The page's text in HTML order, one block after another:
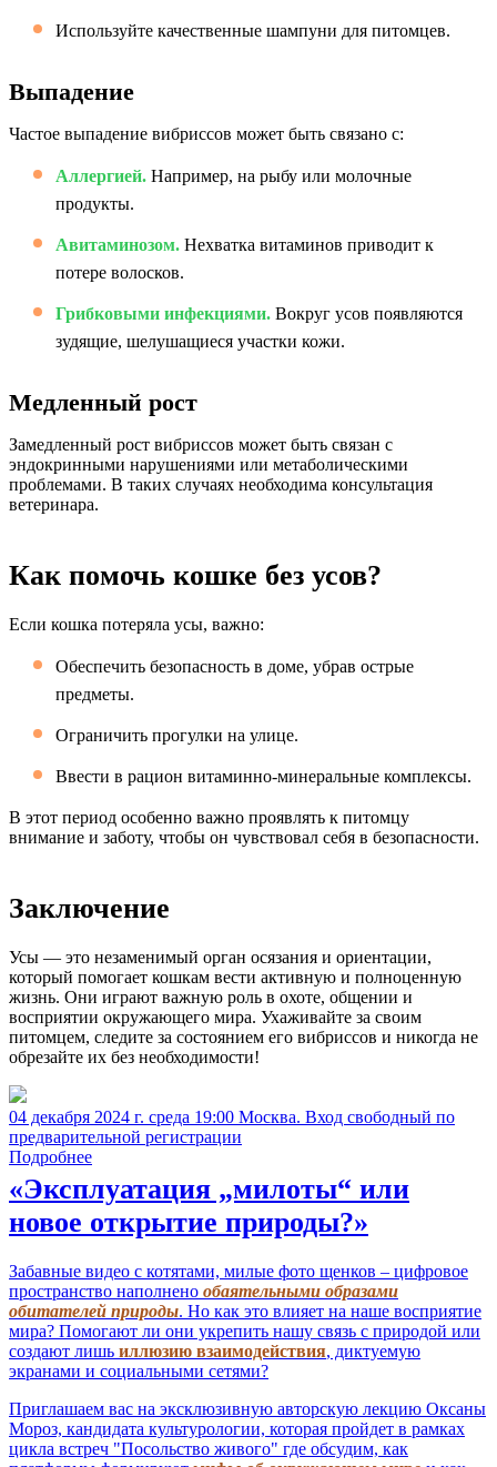
Используйте качественные шампуни для питомцев.
Выпадение
Частое выпадение вибриссов может быть связано с:
Аллергией. Например, на рыбу или молочные
продукты.
Авитаминозом. Нехватка витаминов приводит к
потере волосков.
Грибковыми инфекциями. Вокруг усов появляются
зудящие, шелушащиеся участки кожи.
Медленный рост
Замедленный рост вибриссов может быть связан с
эндокринными нарушениями или метаболическими
проблемами. В таких случаях необходима консультация
ветеринара.
Как помочь кошке без усов?
Если кошка потеряла усы, важно:
Обеспечить безопасность в доме, убрав острые
предметы.
Ограничить прогулки на улице.
Ввести в рацион витаминно-минеральные комплексы.
В этот период особенно важно проявлять к питомцу
внимание и заботу, чтобы он чувствовал себя в безопасности.
Заключение
Усы — это незаменимый орган осязания и ориентации,
который помогает кошкам вести активную и полноценную
жизнь. Они играют важную роль в охоте, общении и
восприятии окружающего мира. Ухаживайте за своим
питомцем, следите за состоянием его вибриссов и никогда не
обрезайте их без необходимости!
04 декабря 2024 г. среда 19:00 Москва. Вход свободный по
предварительной регистрации
Подробнее
«Эксплуатация „милоты“ или
новое открытие природы?»
Забавные видео с котятами, милые фото щенков – цифровое
пространство наполнено обаятельными образами
обитателей природы. Но как это влияет на наше восприятие
мира? Помогают ли они укрепить нашу связь с природой или
создают лишь иллюзию взаимодействия, диктуемую
экранами и социальными сетями?
Приглашаем вас на эксклюзивную авторскую лекцию Оксаны
Мороз, кандидата культурологии, которая пройдет в рамках
цикла встреч "Посольство живого" где обсудим, как